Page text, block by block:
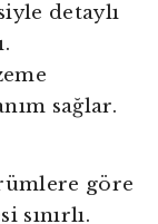
detaylı
sağlar.
göre
sınırlı.